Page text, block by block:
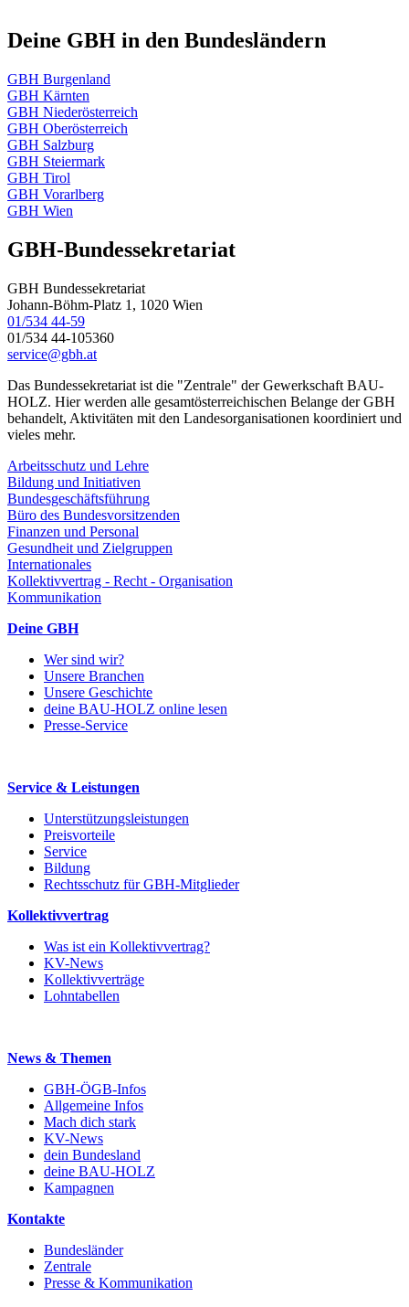
Deine GBH in den Bundesländern
GBH Burgenland
GBH Kärnten
GBH Niederösterreich
GBH Oberösterreich
GBH Salzburg
GBH Steiermark
GBH Tirol
GBH Vorarlberg
GBH Wien
GBH-Bundessekretariat
GBH Bundessekretariat
Johann-Böhm-Platz 1, 1020 Wien
01/534 44-59
01/534 44-105360
service@gbh.at
Das Bundessekretariat ist die "Zentrale" der Gewerkschaft BAU-
HOLZ. Hier werden alle gesamtösterreichischen Belange der GBH
behandelt, Aktivitäten mit den Landesorganisationen koordiniert und
vieles mehr.
Arbeitsschutz und Lehre
Bildung und Initiativen
Bundesgeschäftsführung
Büro des Bundesvorsitzenden
Finanzen und Personal
Gesundheit und Zielgruppen
Internationales
Kollektivvertrag - Recht - Organisation
Kommunikation
Deine GBH
Wer sind wir?
Unsere Branchen
Unsere Geschichte
deine BAU-HOLZ online lesen
Presse-Service
Service & Leistungen
Unterstützungsleistungen
Preisvorteile
Service
Bildung
Rechtsschutz für GBH-Mitglieder
Kollektivvertrag
Was ist ein Kollektivvertrag?
KV-News
Kollektivverträge
Lohntabellen
News & Themen
GBH-ÖGB-Infos
Allgemeine Infos
Mach dich stark
KV-News
dein Bundesland
deine BAU-HOLZ
Kampagnen
Kontakte
Bundesländer
Zentrale
Presse & Kommunikation